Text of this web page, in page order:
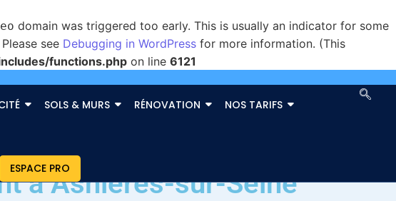
domain was triggered too early. This is usually an indicator for some
see Debugging in WordPress for more information. (This
functions.php on line 6121
SOLS & MURS RÉNOVATION NOS TARIFS
ESPACE PRO
à Asnières-sur-Seine